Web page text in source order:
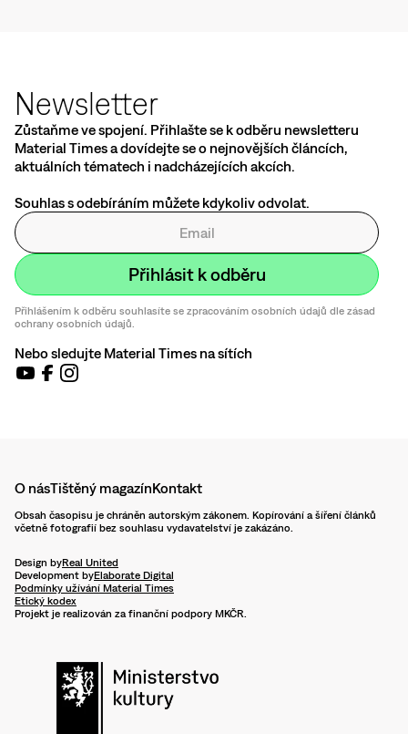
Newsletter
Zůstaňme ve spojení. Přihlašte se k odběru newsletteru
Material Times a dovídejte se o nejnovějších článcích,
aktuálních tématech i nadcházejících akcích.
Souhlas s odebíráním můžete kdykoliv odvolat.
Přihlášením k odběru souhlasíte se zpracováním osobních údajů dle zásad
ochrany osobních údajů.
Nebo sledujte Material Times na sítích
O násTištěný magazínKontakt
Obsah časopisu je chráněn autorským zákonem. Kopírování a šíření článků
včetně fotografií bez souhlasu vydavatelství je zakázáno.
Design byReal United
Development byElaborate Digital
Podmínky užívání Material Times
Etický kodex
Projekt je realizován za finanční podpory MKČR.